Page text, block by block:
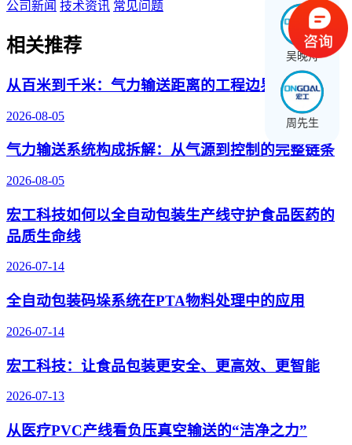
公司新闻 技术资讯 常见问题
相关推荐
从百米到千米：气力输送距离的工程边界与突破
2026-08-05
气力输送系统构成拆解：从气源到控制的完整链条
2026-08-05
宏工科技如何以全自动包装生产线守护食品医药的
品质生命线
2026-07-14
全自动包装码垛系统在PTA物料处理中的应用
2026-07-14
宏工科技：让食品包装更安全、更高效、更智能
2026-07-13
从医疗PVC产线看负压真空输送的“洁净之力”
吴晚舟
周先生